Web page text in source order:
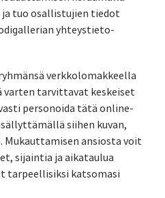
tuo osallistujien tiedot
yhteystieto-
verkkolomakkeella
varten tarvittavat keskeiset
personoida tätä online-
siihen kuvan,
Mukauttamisen ansiosta voit
sijaintia ja aikataulua
tarpeellisiksi katsomasi